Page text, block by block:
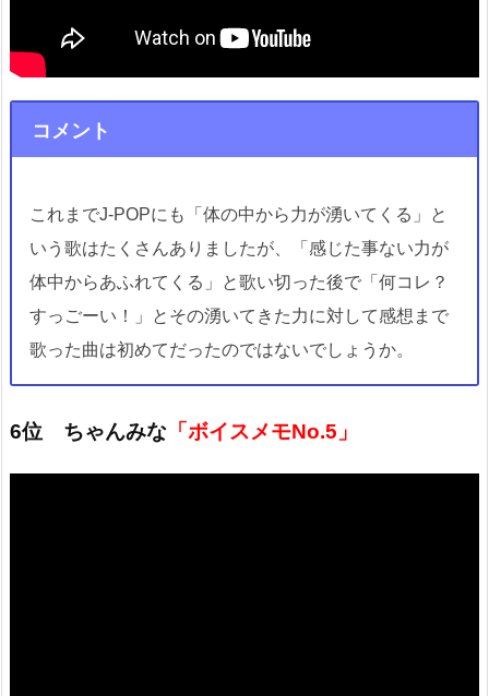
コメント
これまでJ-POPにも「体の中から力が湧いてくる」と
いう歌はたくさんありましたが、「感じた事ない力が
体中からあふれてくる」と歌い切った後で「何コレ？
すっごーい！」とその湧いてきた力に対して感想まで
歌った曲は初めてだったのではないでしょうか。
6位 ちゃんみな 「ボイスメモNo.5」